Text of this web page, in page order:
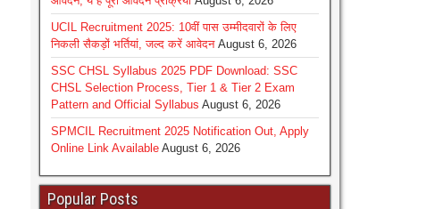
UCIL Recruitment 2025: 10वीं पास उम्मीदवारों के लिए
निकली सैकड़ों भर्तियां, जल्द करें आवेदन August 6, 2026
SSC CHSL Syllabus 2025 PDF Download: SSC
CHSL Selection Process, Tier 1 & Tier 2 Exam
Pattern and Official Syllabus August 6, 2026
SPMCIL Recruitment 2025 Notification Out, Apply
Online Link Available August 6, 2026
Popular Posts